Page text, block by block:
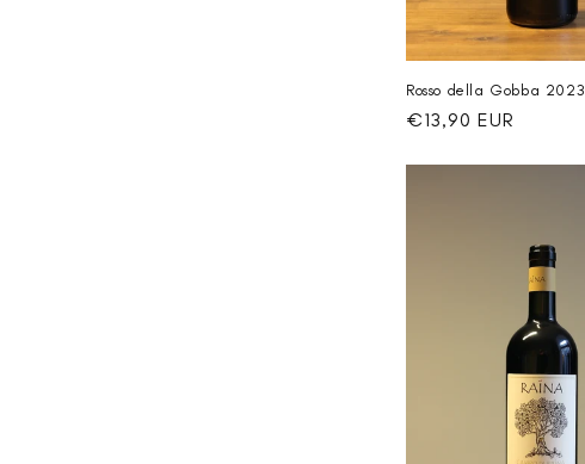
Rosso della Gobba 2023
Normaler
€13,90 EUR